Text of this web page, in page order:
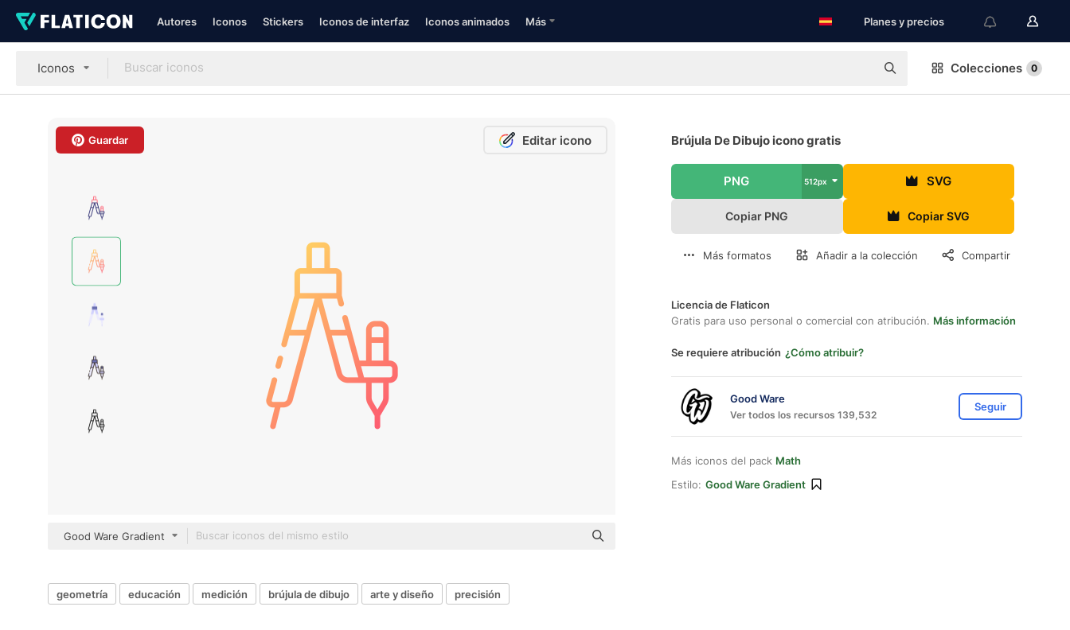
Autores Iconos Stickers Iconos de interfaz Iconos animados Más Planes y precios
Iconos Colecciones 0
Guardar Editar icono
Good Ware Gradient
Brújula De Dibujo icono gratis
PNG 512px SVG
Copiar PNG Copiar SVG
Más formatos Añadir a la colección Compartir
Licencia de Flaticon
Gratis para uso personal o comercial con atribución. Más información
Se requiere atribución ¿Cómo atribuir?
Good Ware
Ver todos los recursos 139,532
Seguir
Más iconos del pack Math
Estilo: Good Ware Gradient
geometría educación medición brújula de dibujo arte y diseño precisión